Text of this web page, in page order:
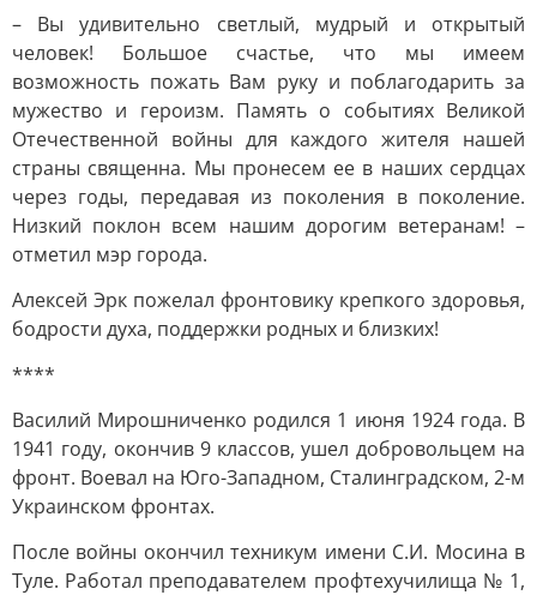
– Вы удивительно светлый, мудрый и открытый
человек! Большое счастье, что мы имеем
возможность пожать Вам руку и поблагодарить за
мужество и героизм. Память о событиях Великой
Отечественной войны для каждого жителя нашей
страны священна. Мы пронесем ее в наших сердцах
через годы, передавая из поколения в поколение.
Низкий поклон всем нашим дорогим ветеранам! –
отметил мэр города.
Алексей Эрк пожелал фронтовику крепкого здоровья,
бодрости духа, поддержки родных и близких!
****
Василий Мирошниченко родился 1 июня 1924 года. В
1941 году, окончив 9 классов, ушел добровольцем на
фронт. Воевал на Юго-Западном, Сталинградском, 2-м
Украинском фронтах.
После войны окончил техникум имени С.И. Мосина в
Туле. Работал преподавателем профтехучилища № 1,